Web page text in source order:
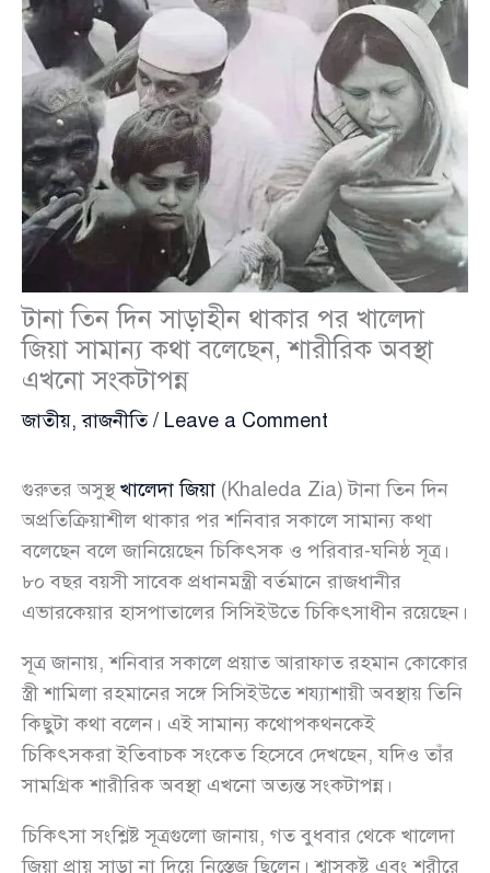
টানা তিন দিন সাড়াহীন থাকার পর খালেদা
জিয়া সামান্য কথা বলেছেন, শারীরিক অবস্থা
এখনো সংকটাপন্ন
জাতীয়,রাজনীতি/ Leave a Comment
গুরুতর অসুস্থ খালেদা জিয়া (Khaleda Zia) টানা তিন দিন
অপ্রতিক্রিয়াশীল থাকার পর শনিবার সকালে সামান্য কথা
বলেছেন বলে জানিয়েছেন চিকিৎসক ও পরিবার-ঘনিষ্ঠ সূত্র।
৮০ বছর বয়সী সাবেক প্রধানমন্ত্রী বর্তমানে রাজধানীর
এভারকেয়ার হাসপাতালের সিসিইউতে চিকিৎসাধীন রয়েছেন।
সূত্র জানায়, শনিবার সকালে প্রয়াত আরাফাত রহমান কোকোর
স্ত্রী শামিলা রহমানের সঙ্গে সিসিইউতে শয্যাশায়ী অবস্থায় তিনি
কিছুটা কথা বলেন। এই সামান্য কথোপকথনকেই
চিকিৎসকরা ইতিবাচক সংকেত হিসেবে দেখছেন, যদিও তাঁর
সামগ্রিক শারীরিক অবস্থা এখনো অত্যন্ত সংকটাপন্ন।
চিকিৎসা সংশ্লিষ্ট সূত্রগুলো জানায়, গত বুধবার থেকে খালেদা
জিয়া প্রায় সাড়া না দিয়ে নিস্তেজ ছিলেন। শ্বাসকষ্ট এবং শরীরে